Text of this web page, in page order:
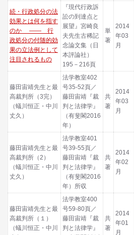
続・行政処分の法
効果とは何を指す
のか ―― 行
政処分の付随的効
果の立法例として
注目されるもの
『現代行政訴
訟の到達点と
展望』宮崎良
夫先生古稀記
念論文集（日
本評論社）
195－216頁
単
著
2014
年03
月
藤田宙靖先生と最
高裁判所（3完）
（蟻川恒正・中川
丈久）
法学教室402
号35-52頁／
藤田宙靖『裁
判と法律学』
（有斐閣2016
年）
共
著
2014
年03
月
藤田宙靖先生と最
高裁判所（2）
（蟻川恒正・中川
丈久）
法学教室401
号39-55頁／
藤田宙靖『裁
判と法律学』
（有斐閣2016
年）所収
共
著
2014
年02
月
藤田宙靖先生と最
高裁判所（１）
（蟻川恒正・中川
法学教室400
号59-80頁／
藤田宙靖『裁
判と法律学』
共
著
2014
年01
月